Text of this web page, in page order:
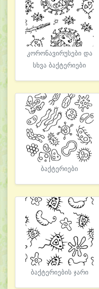
კორონავირუსები და
სხვა ბაქტერიები
ბაქტერიები
ბაქტერიების ჯარი